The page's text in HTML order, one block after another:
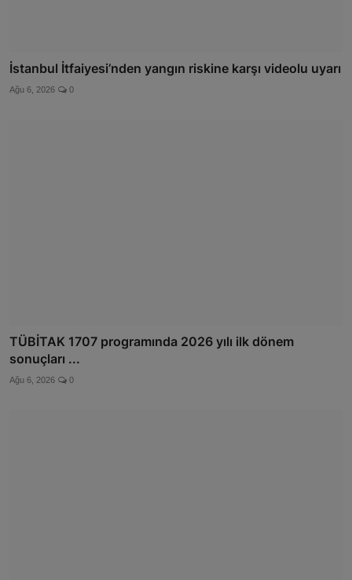
İstanbul İtfaiyesi’nden yangın riskine karşı videolu uyarı
Ağu 6, 2026 0
TÜBİTAK 1707 programında 2026 yılı ilk dönem
sonuçları ...
Ağu 6, 2026 0